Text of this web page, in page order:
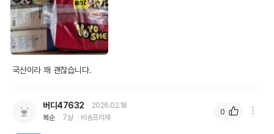
국산이라 꽤 괜찮습니다.
버디47632
2026.02.18
복순
7살 비숑프리제
0